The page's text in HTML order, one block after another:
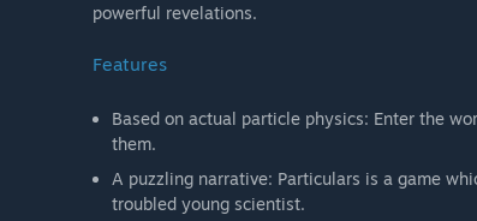
powerful revelations.
Features
Based on actual particle physics: Enter the
them.
A puzzling narrative: Particulars is a game
troubled young scientist.